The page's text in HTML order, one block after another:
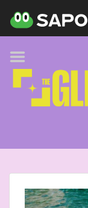
HOME
PODCAST
GLITTER
KIDS
TREND